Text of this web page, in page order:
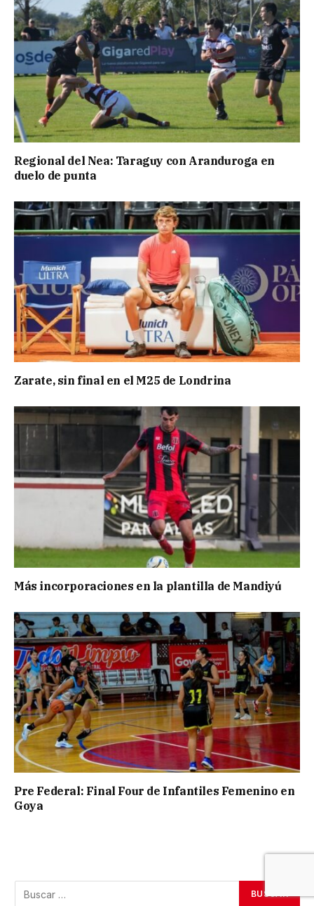
Regional del Nea: Taraguy con Aranduroga en
duelo de punta
Zarate, sin final en el M25 de Londrina
Más incorporaciones en la plantilla de Mandiyú
Pre Federal: Final Four de Infantiles Femenino en
Goya